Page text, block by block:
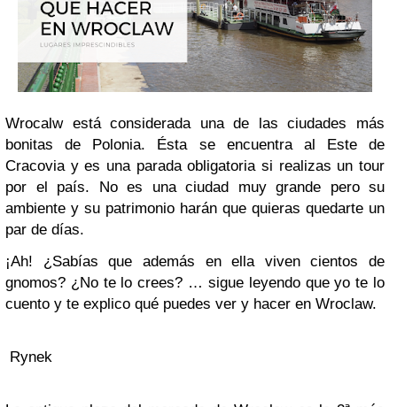
Wrocalw está considerada una de las ciudades más
bonitas de Polonia. Ésta se encuentra al Este de
Cracovia y es una parada obligatoria si realizas un tour
por el país. No es una ciudad muy grande pero su
ambiente y su patrimonio harán que quieras quedarte un
par de días.
¡Ah! ¿Sabías que además en ella viven cientos de
gnomos? ¿No te lo crees? … sigue leyendo que yo te lo
cuento y te explico qué puedes ver y hacer en Wroclaw.
Rynek